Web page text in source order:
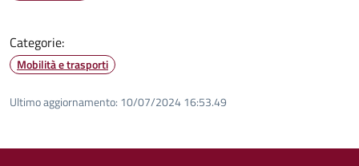
Categorie:
Mobilità e trasporti
Ultimo aggiornamento: 10/07/2024 16:53.49